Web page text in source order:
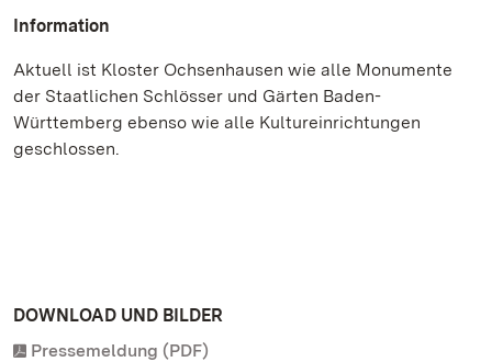
Information
Aktuell ist Kloster Ochsenhausen wie alle Monumente
der Staatlichen Schlösser und Gärten Baden-
Württemberg ebenso wie alle Kultureinrichtungen
geschlossen.
DOWNLOAD UND BILDER
Pressemeldung (PDF)